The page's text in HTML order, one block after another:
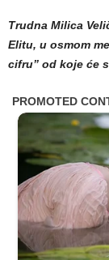
Trudna Milica
Elitu, u osmom
cifru” od koje će